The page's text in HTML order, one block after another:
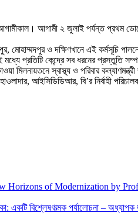
আগামী ২ জুলাই পর্যন্ত প্রথম
মোহাম্মদপুর ও দক্ষিণখানে এই কর্মসূচি
প্রতিটি কেন্দ্রে সব ধরনের প্রস্তুতি
মিলনায়তনে স্বাস্থ্য ও পরিবার
আইসিডিডিআর, বি’র নির্বাহী
Horizons of Modernization by
একটি বিশ্লেষণাত্মক পর্যালোচনা – অধ্যাপক